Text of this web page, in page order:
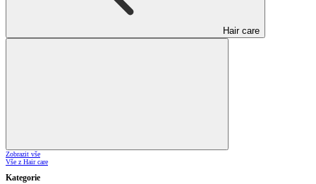
Hair care
Zobrazit vše
Vše z Hair care
Kategorie